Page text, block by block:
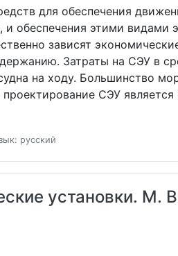
для обеспечения
обеспечения этими видами
зависят
Затраты на СЭУ в
на ходу. Большинство
СЭУ
русский
установки. М.